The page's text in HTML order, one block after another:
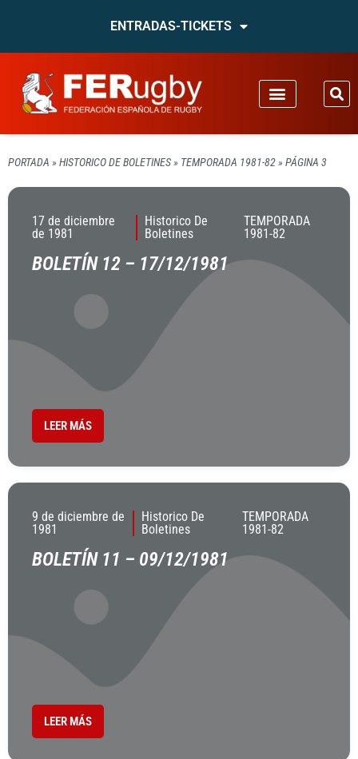
ENTRADAS-TICKETS
PORTADA » HISTORICO DE BOLETINES» TEMPORADA 1981-82» PÁGINA 3
17 de diciembre
de 1981
Historico De
Boletines
TEMPORADA
1981-82
BOLETÍN 12 – 17/12/1981
LEER MÁS
9 de diciembre de
1981
Historico De
Boletines
TEMPORADA
1981-82
BOLETÍN 11 – 09/12/1981
LEER MÁS